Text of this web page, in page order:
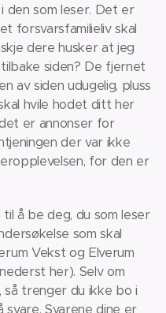
den som leser. Det er
forsvarsfamilieliv skal
dere husker at jeg
siden? De fjernet
av siden udugelig, pluss
hvile hodet ditt her
er annonser for
der var ikke
for den er
å be deg, du som leser
som skal
Vekst og Elverum
her). Selv om
så trenger du ikke bo i
svare. Svarene dine er